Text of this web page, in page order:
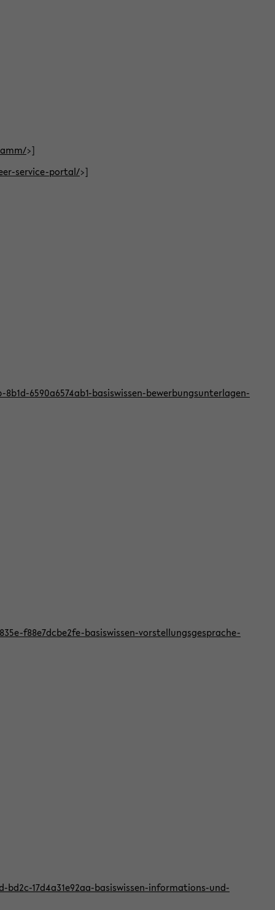
>]
service-portal/>]
6590a6574ab1-basiswissen-bewerbungsunterlagen-
f88e7dcbe2fe-basiswissen-vorstellungsgesprache-
17d4a31e92aa-basiswissen-informations-und-